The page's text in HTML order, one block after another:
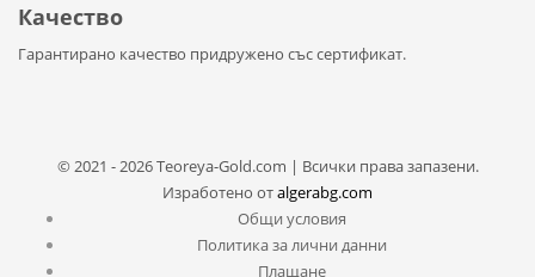
Качество
Гарантирано качество придружено със сертификат.
© 2021 - 2026 Teoreya-Gold.com | Всички права запазени.
Изработено отalgerabg.com
Общи условия
Политика за лични данни
Плащане